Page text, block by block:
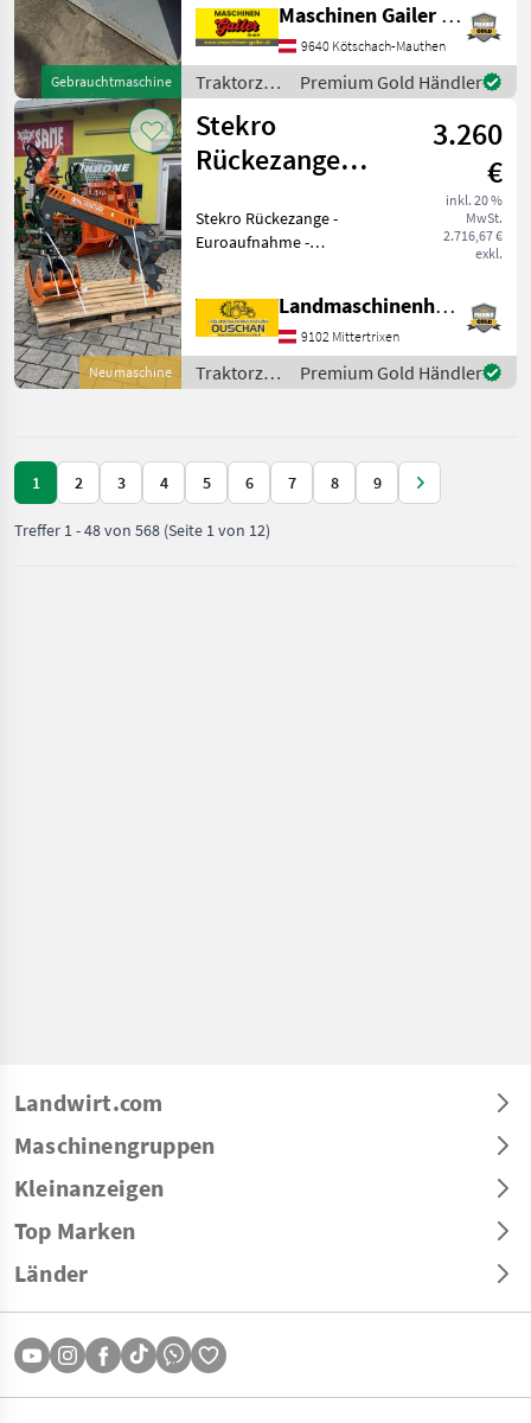
Gebrauchtmaschine
Tiefe ca. 70cm * Volumen
ca. 0, 85 m³ * Eigengewicht
ca. 240 kg Kommen Sie
vorbei und
Maschinen Gailer GmbH
9640 Kötschach-Mauthen
Traktorzubehör
/ Stekro
Premium Gold Händler
Neumaschine
Stekro
Rückezange
Dreipunktanbau
3.260
€
inkl. 20 %
MwSt.
2.716,67 €
exkl.
Stekro Rückezange -
Euroaufnahme -
1850mm - min
Durchmesser 75mm -
Gewicht 320kg - 4
Anschlüsse - sofo
Landmaschinenhandel Ouschan Anton
9102 Mittertrixen
Traktorzubehör
/ Stekro
Premium Gold Händler
1 2 3 4 5 6 7 8 9
Treffer 1-48von 568 (Seite 1 von 12)
Landwirt.com
Maschinengruppen
Kleinanzeigen
Top Marken
Länder